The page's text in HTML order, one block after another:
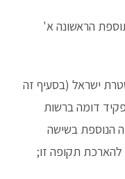
הראשונה א'
ישראל (בסעיף זה
דומה ברשות
הנוספת בשישה
להארכת תקופה זו;